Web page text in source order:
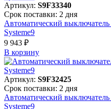
Артикул: S9F33340
Срок поставки: 2 дня
Автоматический
Systeme9
9 943 ₽
В корзинy
Артикул: S9F32425
Срок поставки: 2 дня
Автоматический
Systeme9